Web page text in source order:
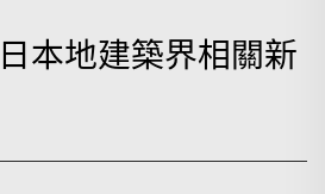
本地建築界相關新